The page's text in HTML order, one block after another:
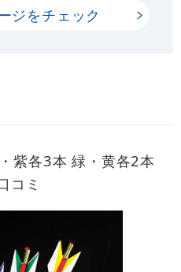
ジをチェック
紫各3本 緑・黄各2本
コミ